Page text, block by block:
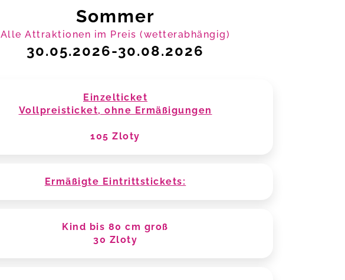
Sommer
Alle Attraktionen im Preis (wetterabhängig)
30.05.2026-30.08.2026
Einzelticket
Vollpreisticket, ohne Ermäßigungen
105 Zloty
Ermäßigte Eintrittstickets:
Kind bis 80 cm groß
30 Zloty